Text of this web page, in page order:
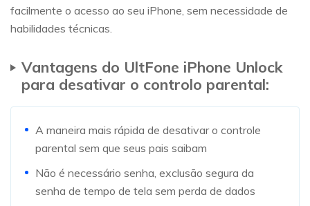
facilmente o acesso ao seu iPhone, sem necessidade de
habilidades técnicas.
Vantagens do UltFone iPhone Unlock
para desativar o controlo parental:
A maneira mais rápida de desativar o controle
parental sem que seus pais saibam
Não é necessário senha, exclusão segura da
senha de tempo de tela sem perda de dados